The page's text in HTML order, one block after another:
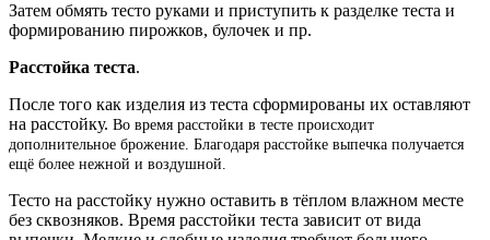
Затем обмять тесто руками и приступить к разделке теста и
формированию пирожков, булочек и пр.
Расстойка теста.
После того как изделия из теста сформированы их оставляют
на расстойку. Во время расстойки в тесте происходит
дополнительное брожение. Благодаря расстойке выпечка получается
ещё более нежной и воздушной.
Тесто на расстойку нужно оставить в тёплом влажном месте
без сквозняков. Время расстойки теста зависит от вида